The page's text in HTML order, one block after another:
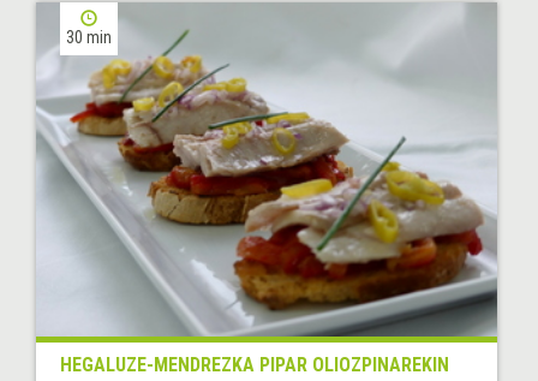
30 min
HEGALUZE-MENDREZKA PIPAR OLIOZPINAREKIN